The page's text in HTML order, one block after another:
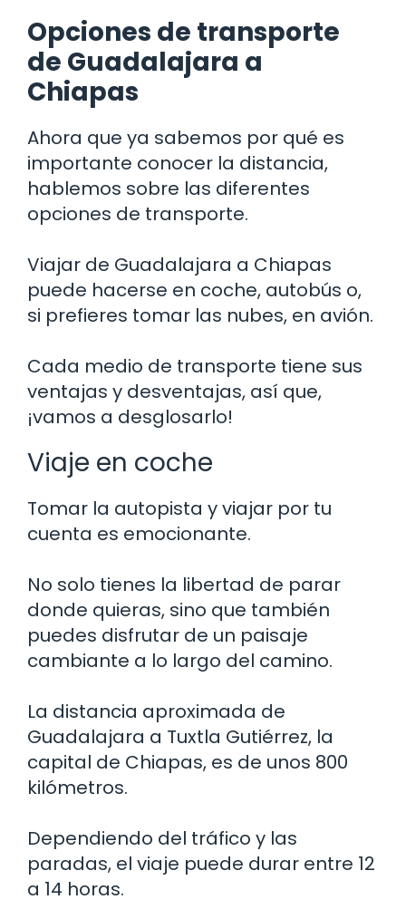
Opciones de transporte
de Guadalajara a
Chiapas
Ahora que ya sabemos por qué es
importante conocer la distancia,
hablemos sobre las diferentes
opciones de transporte.
Viajar de Guadalajara a Chiapas
puede hacerse en coche, autobús o,
si prefieres tomar las nubes, en avión.
Cada medio de transporte tiene sus
ventajas y desventajas, así que,
¡vamos a desglosarlo!
Viaje en coche
Tomar la autopista y viajar por tu
cuenta es emocionante.
No solo tienes la libertad de parar
donde quieras, sino que también
puedes disfrutar de un paisaje
cambiante a lo largo del camino.
La distancia aproximada de
Guadalajara a Tuxtla Gutiérrez, la
capital de Chiapas, es de unos 800
kilómetros.
Dependiendo del tráfico y las
paradas, el viaje puede durar entre 12
a 14 horas.